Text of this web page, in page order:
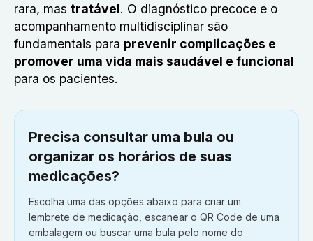
rara, mas tratável. O diagnóstico precoce e o
acompanhamento multidisciplinar são
fundamentais para prevenir complicações e
promover uma vida mais saudável e funcional
para os pacientes.
Precisa consultar uma bula ou
organizar os horários de suas
medicações?
Escolha uma das opções abaixo para criar um
lembrete de medicação, escanear o QR Code de uma
embalagem ou buscar uma bula pelo nome do